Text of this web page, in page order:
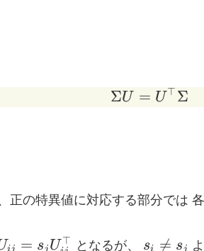
\Sigma
ΣU = U⊤ Σ
正の特異値に対応する部分では
U_{ij} =
= s U ⊤ となるが、 s_i
s 
= s